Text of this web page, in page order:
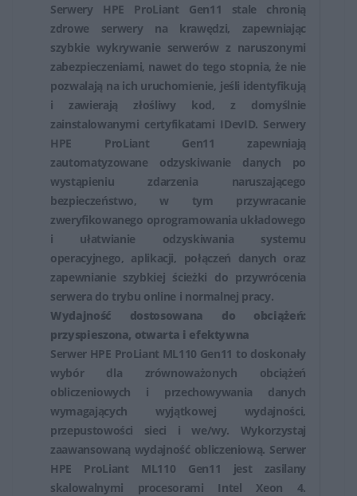
Serwery HPE ProLiant Gen11 stale chronią
zdrowe serwery na krawędzi, zapewniając
szybkie wykrywanie serwerów z naruszonymi
zabezpieczeniami, nawet do tego stopnia, że nie
pozwalają na ich uruchomienie, jeśli identyfikują
i zawierają złośliwy kod, z domyślnie
zainstalowanymi certyfikatami IDevID. Serwery
HPE ProLiant Gen11 zapewniają
zautomatyzowane odzyskiwanie danych po
wystąpieniu zdarzenia naruszającego
bezpieczeństwo, w tym przywracanie
zweryfikowanego oprogramowania układowego
i ułatwianie odzyskiwania systemu
operacyjnego, aplikacji, połączeń danych oraz
zapewnianie szybkiej ścieżki do przywrócenia
serwera do trybu online i normalnej pracy.
Wydajność dostosowana do obciążeń:
przyspieszona, otwarta i efektywna
Serwer HPE ProLiant ML110 Gen11 to doskonały
wybór dla zrównoważonych obciążeń
obliczeniowych i przechowywania danych
wymagających wyjątkowej wydajności,
przepustowości sieci i we/wy. Wykorzystaj
zaawansowaną wydajność obliczeniową. Serwer
HPE ProLiant ML110 Gen11 jest zasilany
skalowalnymi procesorami Intel Xeon 4.